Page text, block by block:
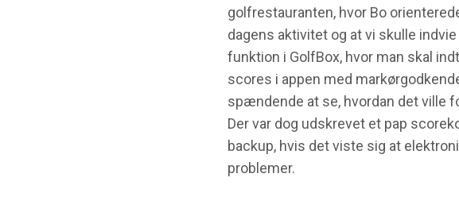
golfrestauranten, hvor Bo
dagens aktivitet og at vi skulle
funktion i GolfBox, hvor man skal
scores i appen med
spændende at se, hvordan det ville
Der var dog udskrevet et pap
backup, hvis det viste sig at
problemer.